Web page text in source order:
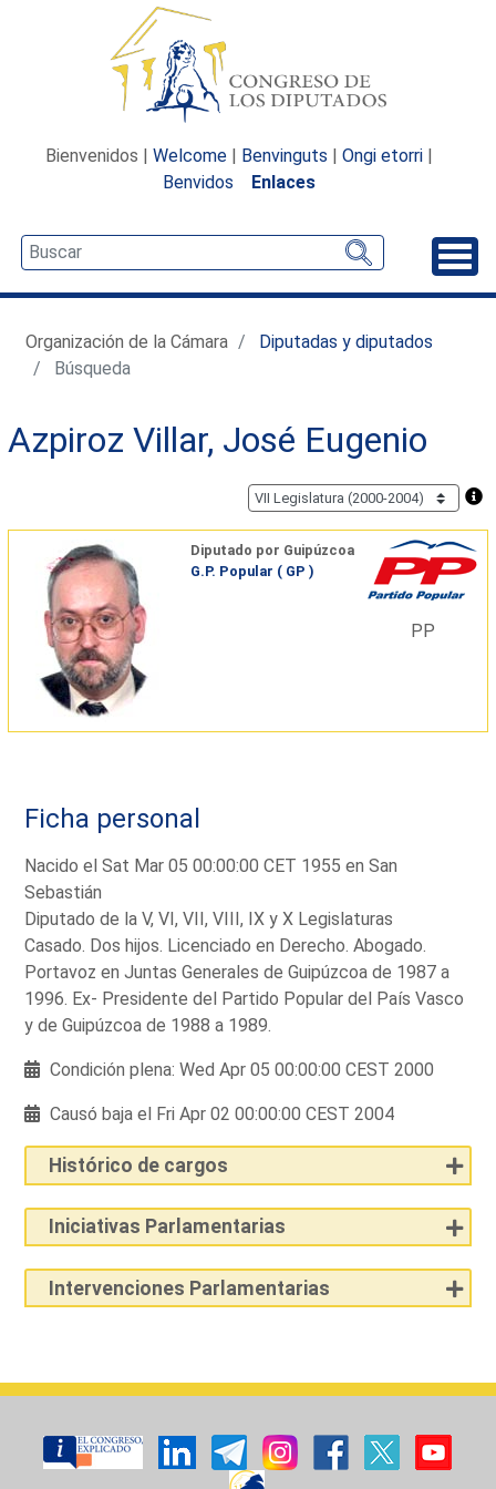
Bienvenidos | Welcome | Benvinguts | Ongi etorri |
Benvidos
Enlaces
Organización de la Cámara
Diputadas y diputados
Búsqueda
Azpiroz Villar, José Eugenio
Diputado por Guipúzcoa
G.P. Popular ( GP )
PP
Ficha personal
Nacido el Sat Mar 05 00:00:00 CET 1955 en San
Sebastián
Diputado de la V, VI, VII, VIII, IX y X Legislaturas
Casado. Dos hijos. Licenciado en Derecho. Abogado.
Portavoz en Juntas Generales de Guipúzcoa de 1987 a
1996. Ex- Presidente del Partido Popular del País Vasco
y de Guipúzcoa de 1988 a 1989.
Condición plena: Wed Apr 05 00:00:00 CEST 2000
Causó baja el Fri Apr 02 00:00:00 CEST 2004
Histórico de cargos
Iniciativas Parlamentarias
Intervenciones Parlamentarias